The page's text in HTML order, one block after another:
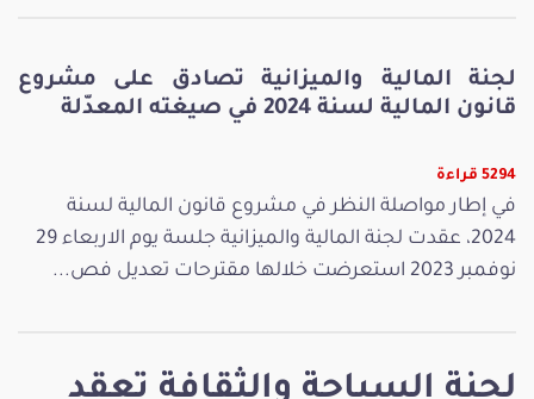
لجنة السياحة والثقافة تعقد
لجنة المالية والميزانية تصادق على مشروع
قانون المالية لسنة 2024 في صيغته المعدّلة
5294 قراءة
في إطار مواصلة النظر في مشروع قانون المالية لسنة
2024، عقدت لجنة المالية والميزانية جلسة يوم الاربعاء 29
نوفمبر 2023 استعرضت خلالها مقترحات تعديل فص...